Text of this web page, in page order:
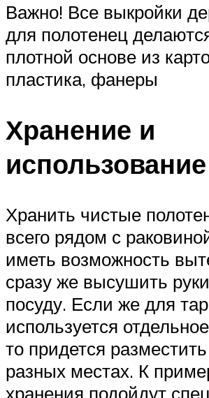
Важно! Все выкройки
для полотенец
плотной основе из
пластика, фанеры
Хранение и
использование
Хранить чистые
всего рядом с
иметь возможность
сразу же высушить
посуду. Если же для
используется
то придется
разных местах. К
хранения подойдут